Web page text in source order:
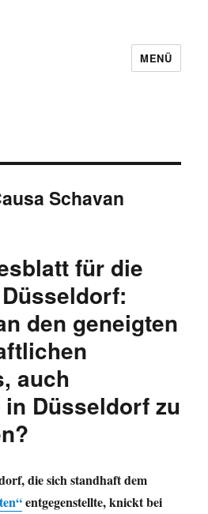
MENÜ
Schavan
für die
den geneigten
auch
Düsseldorf zu
die sich standhaft dem
entgegenstellte, knickt bei